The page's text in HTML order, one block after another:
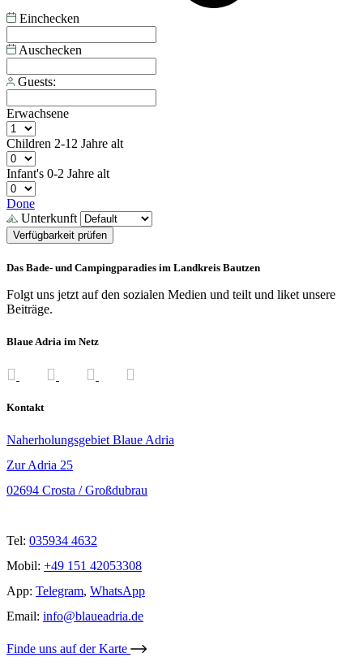
Einchecken
Auschecken
Guests:
Erwachsene
Children 2-12 Jahre alt
Infant's 0-2 Jahre alt
Done
Unterkunft
Verfügbarkeit prüfen
Das Bade- und Campingparadies im Landkreis Bautzen
Folgt uns jetzt auf den sozialen Medien und teilt und liket unsere
Beiträge.
Blaue Adria im Netz
Kontakt
Naherholungsgebiet Blaue Adria
Zur Adria 25
02694 Crosta / Großdubrau
Tel: 035934 4632
Mobil: +49 151 42053308
App: Telegram, WhatsApp
Email: info@blaueadria.de
Finde uns auf der Karte